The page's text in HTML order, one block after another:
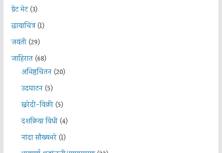
ग्रेट भेट(3)
छायाचित्र(1)
जयंती(29)
जाहिरात(68)
अभिष्ठचिंतन(20)
उदघाटन(5)
खरेदी-विक्री(5)
दशक्रिया विधी(4)
नांदा सौख्यभरे(1)